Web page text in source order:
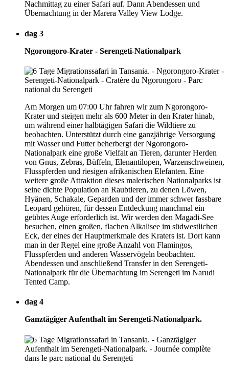
Nachmittag zu einer Safari auf. Dann Abendessen und
Übernachtung in der Marera Valley View Lodge.
dag 3
Ngorongoro-Krater - Serengeti-Nationalpark
Am Morgen um 07:00 Uhr fahren wir zum Ngorongoro-
Krater und steigen mehr als 600 Meter in den Krater hinab,
um während einer halbtägigen Safari die Wildtiere zu
beobachten. Unterstützt durch eine ganzjährige Versorgung
mit Wasser und Futter beherbergt der Ngorongoro-
Nationalpark eine große Vielfalt an Tieren, darunter Herden
von Gnus, Zebras, Büffeln, Elenantilopen, Warzenschweinen,
Flusspferden und riesigen afrikanischen Elefanten. Eine
weitere große Attraktion dieses malerischen Nationalparks ist
seine dichte Population an Raubtieren, zu denen Löwen,
Hyänen, Schakale, Geparden und der immer schwer fassbare
Leopard gehören, für dessen Entdeckung manchmal ein
geübtes Auge erforderlich ist. Wir werden den Magadi-See
besuchen, einen großen, flachen Alkalisee im südwestlichen
Eck, der eines der Hauptmerkmale des Kraters ist. Dort kann
man in der Regel eine große Anzahl von Flamingos,
Flusspferden und anderen Wasservögeln beobachten.
Abendessen und anschließend Transfer in den Serengeti-
Nationalpark für die Übernachtung im Serengeti im Narudi
Tented Camp.
dag 4
Ganztägiger Aufenthalt im Serengeti-Nationalpark.